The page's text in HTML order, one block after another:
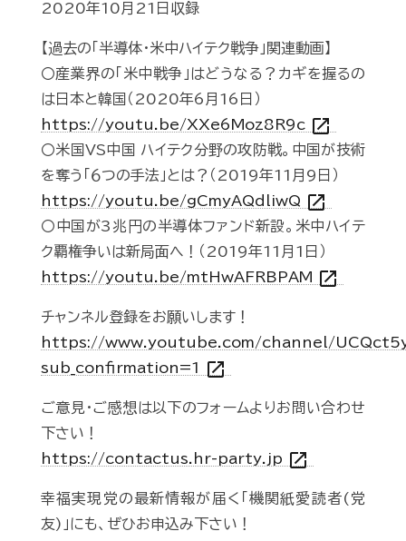
2020年10月21日収録
【過去の「半導体・米中ハイテク戦争」関連動画】
〇産業界の「米中戦争」はどうなる？カギを握るの
は日本と韓国（2020年6月16日）
https://youtu.be/XXe6Moz8R9c open_in_new
〇米国VS中国 ハイテク分野の攻防戦。中国が技術
を奪う「６つの手法」とは？（2019年11月9日）
https://youtu.be/gCmyAQdliwQ open_in_new
〇中国が3兆円の半導体ファンド新設。米中ハイテ
ク覇権争いは新局面へ！（2019年11月1日）
https://youtu.be/mtHwAFRBPAM open_in_new
チャンネル登録をお願いします！
https://www.youtube.com/channel/
sub_confirmation=1 open_in_new
ご意見・ご感想は以下のフォームよりお問い合わせ
下さい！
https://contactus.hr-party.jp open_in_new
幸福実現党の最新情報が届く「機関紙愛読者(党
友)」にも、ぜひお申込み下さい！